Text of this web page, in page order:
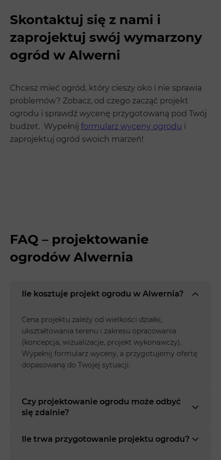
Skontaktuj się z nami i
zaprojektuj swój wymarzony
ogród w Alwerni
Chcesz mieć ogród, który cieszy oko i nie sprawia
problemów? Zobacz, od czego zacząć projekt
ogrodu i sprawdź wycenę przygotowaną pod Twój
budżet. Wypełnij formularz wyceny ogrodu i
zaprojektuj ogród swoich marzeń!
FAQ – projektowanie
ogrodów Alwernia
Ile kosztuje projekt ogrodu w Alwernia?
Cena projektu zależy od wielkości działki,
ukształtowania terenu i zakresu opracowania
(koncepcja, wizualizacje, projekt wykonawczy).
Wypełnij formularz wyceny, a przygotujemy ofertę
dopasowaną do Twojej sytuacji.
Czy projektowanie ogrodu może odbyć
się zdalnie?
Ile trwa przygotowanie projektu ogrodu?